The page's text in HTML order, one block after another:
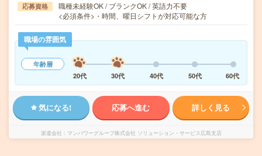
応募資格
職種未経験OK / ブランクOK / 英語力不要
<必須条件>・時間、曜日シフトが対応可能な方
職場の雰囲気
年齢層
20代
30代 40代 50代 60代
気になる! 応募へ進む 詳しく見る
派遣会社 マンパワーグループ株式会社 ソリューション・サービス広島支店